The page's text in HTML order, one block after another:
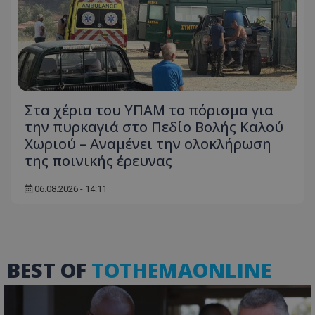
Στα χέρια του ΥΠΑΜ το πόρισμα για
την πυρκαγιά στο Πεδίο Βολής Καλού
Χωριού – Αναμένει την ολοκλήρωση
της ποινικής έρευνας
06.08.2026 - 14:11
BEST OF TOTHEMAONLINE
ASP.NET_SessionId
Microsoft Corporation